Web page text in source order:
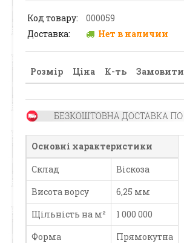
Код товару:
000059
Доставка:
Нет в наличии
Розмір Ціна К-ть Замовити
Основні характеристики
Склад
Віскоза
Висота ворсу
6,25 мм
Щільність на м²
1 000 000
Форма
Прямокутна